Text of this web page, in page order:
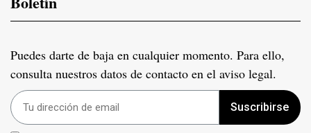
Puedes darte de baja en cualquier momento. Para ello,
consulta nuestros datos de contacto en el aviso legal.
Suscribirse